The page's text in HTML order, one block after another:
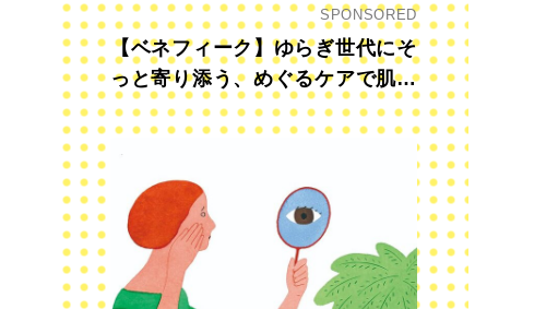
SPONSORED
【ベネフィーク】ゆらぎ世代にそ
っと寄り添う、めぐるケアで肌も
心も前向きに